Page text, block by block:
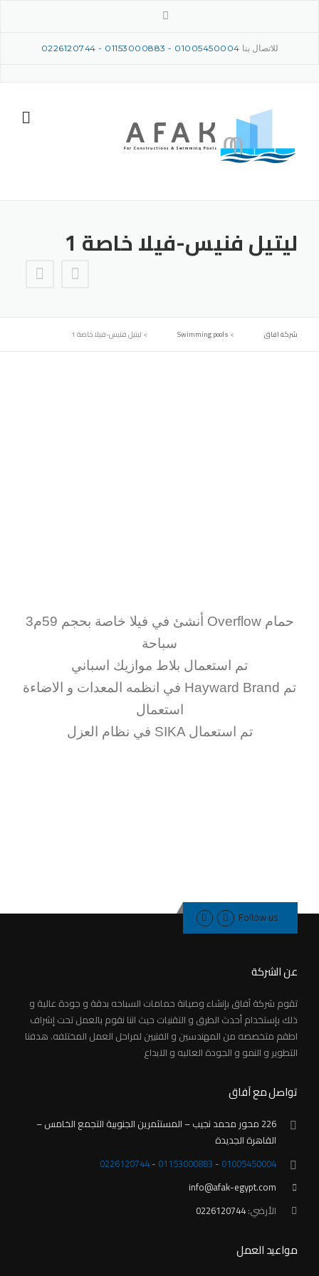
للاتصال بنا 01005450004
-
01153000883
-
‎0226120744
ليتيل فنيس-فيلا خاصة 1
شركة افاق >
Swimming pools
> ليتيل فنيس-فيلا خاصة 1
أنشئ في فيلا خاصة بحجم 59م3 Overflow حمام
سباحة
تم استعمال بلاط موازيك اسباني
في انظمه المعدات و الاضاءة Hayward Brand تم
استعمال
في نظام العزل SIKA تم استعمال
Follow us
عن الشركة
تقوم شركة آفاق بإنشاء وصيانة حمامات السباحه بدقة و جودة عالية و
ذلك بإستخدام أحدث الطرق و التقنيات حيث اننا نقوم بالعمل تحت إشراف
اطقم متخصصه من المهندسين و الفنيين لمراحل العمل المختلفه. هدفنا
التطوير و النمو و الجودة العاليه و الابداع
تواصل مع آفاق
226 محور محمد نجيب – المستثمرين الجنوبية التجمع الخامس –
القاهرة الجديدة
01005450004
-
01153000883
-
‎0226120744
info@afak-egypt.com
الأرضي:‎0226120744
مواعيد العمل